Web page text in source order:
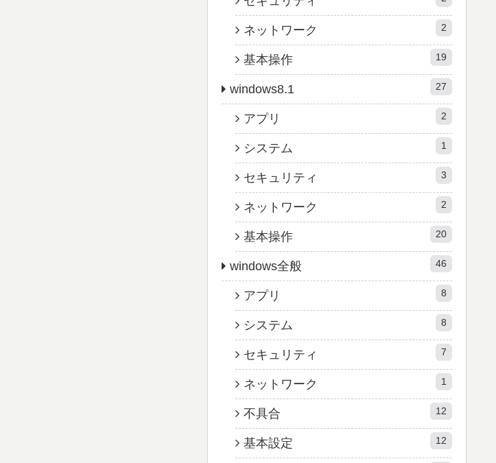
ネットワーク 2
基本操作 19
windows8.1 27
アプリ 2
システム 1
セキュリティ 3
ネットワーク 2
基本操作 20
windows全般 46
アプリ 8
システム 8
セキュリティ 7
ネットワーク 1
不具合 12
基本設定 12